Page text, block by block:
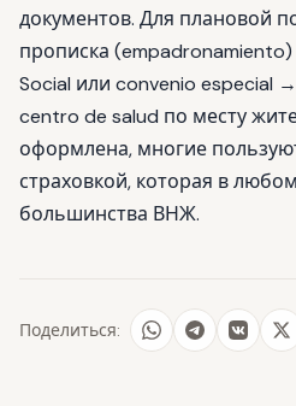
документов. Для плановой
прописка
Social или convenio especial
centro de salud по месту
оформлена, многие
страховкой, которая в
большинства ВНЖ.
Поделиться: